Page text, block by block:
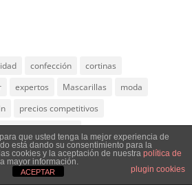
pueden variar dependiendo de su
pantallaDescartar
confección
cortinas
expertos Mascarillas
moda
precios competitivos
selección exclusiva
Tapicería telas
Telas en Burgos
tienda de telas variedad
que usted tenga la mejor experiencia de
está dando su consentimiento para la
cookies y la aceptación de nuestra política de
mayor información.
plugin cookies
ACEPTAR
ayuda?